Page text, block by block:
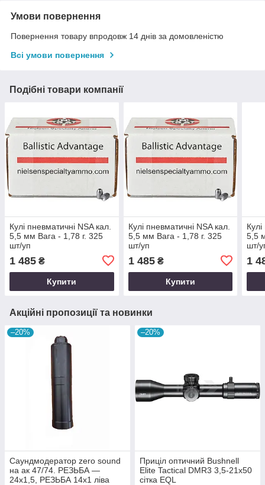
Умови повернення
Повернення товару впродовж 14 днів за домовленістю
Всі умови повернення
Подібні товари компанії
Кулі пневматичні NSA кал.
5,5 мм Вага - 1,78 г. 325
шт/уп
1 485 ₴
Купити
Кулі пневматичні NSA кал.
5,5 мм Вага - 1,78 г. 325
шт/уп
1 485₴
Купити
5,5
шт/
1
Акційні пропозиції та новинки
–20%
Саундмодератор zero sound
на ак 47/74. РЕЗЬБА —
24х1,5, РЕЗЬБА 14х1 ліва
–20%
Приціл оптичний Bushnell
Elite Tactical DMR3 3,5-21x50
сітка EQL